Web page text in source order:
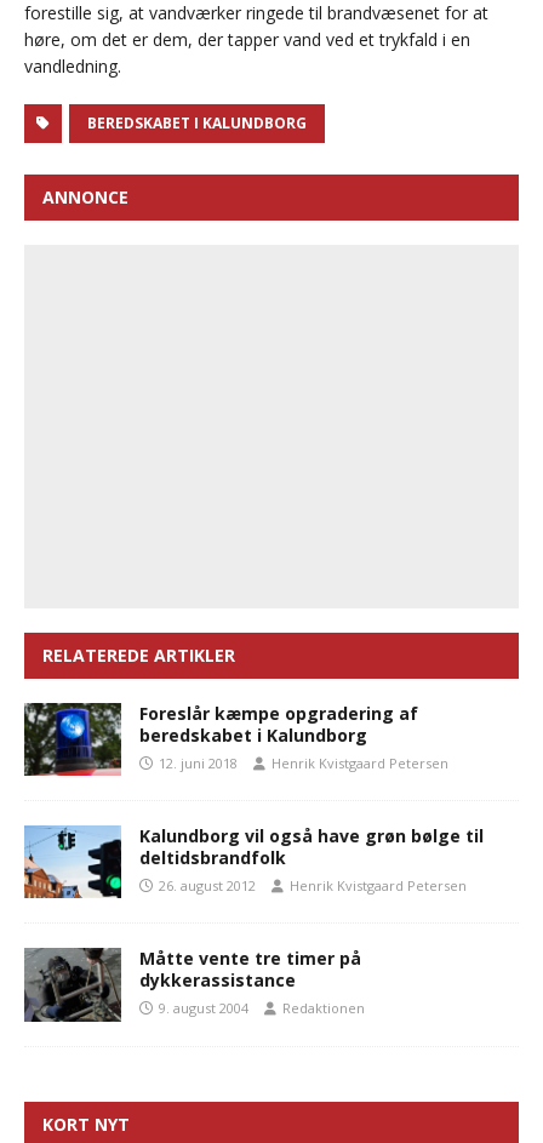
forestille sig, at vandværker ringede til brandvæsenet for at
høre, om det er dem, der tapper vand ved et trykfald i en
vandledning.
BEREDSKABET I KALUNDBORG
ANNONCE
RELATEREDE ARTIKLER
Foreslår kæmpe opgradering af
beredskabet i Kalundborg
12. juni 2018 Henrik Kvistgaard Petersen
Kalundborg vil også have grøn bølge til
deltidsbrandfolk
26. august 2012 Henrik Kvistgaard Petersen
Måtte vente tre timer på
dykkerassistance
9. august 2004 Redaktionen
KORT NYT